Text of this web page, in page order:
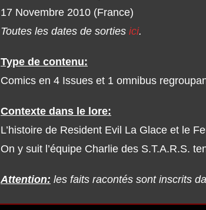
17 Novembre 2010 (France)
Toutes les dates de sorties ici.
Type de contenu:
Comics en 4 Issues et 1 omnibus
Contexte dans le lore:
L’histoire de Resident Evil La Glace et le
On y suit l’équipe Charlie des S.T.A.R.S.
Attention: les faits racontés sont inscrits